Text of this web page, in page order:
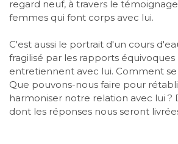
regard neuf, à travers le
femmes qui font corps avec lui.
C'est aussi le portrait d'un cours
fragilisé par les rapports équivoques
entretiennent avec lui. Comment
Que pouvons-nous faire pour
harmoniser notre relation avec lui ?
dont les réponses nous seront